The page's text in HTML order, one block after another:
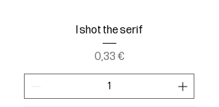
I shot the serif
Prezzo
0,33 €